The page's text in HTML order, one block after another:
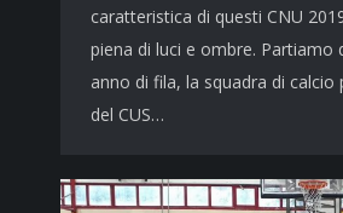
caratteristica di questi CNU
piena di luci e ombre. Partiamo
anno di fila, la squadra di
del CUS…